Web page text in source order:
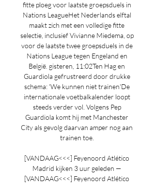
fitte ploeg voor laatste groepsduels in
Nations LeagueHet Nederlands elftal
maakt zich met een volledige fitte
selectie, inclusief Vivianne Miedema, op
voor de laatste twee groepsduels in de
Nations League tegen Engeland en
België. gisteren, 11:02Ten Hag en
Guardiola gefrustreerd door drukke
schema: 'We kunnen niet trainen'De
internationale voetbalkalender loopt
steeds verder vol. Volgens Pep
Guardiola komt hij met Manchester
City als gevolg daarvan amper nog aan
trainen toe.
[VANDAAG<<<] Feyenoord Atlético
Madrid kijken 3 uur geleden —
[VANDAAG<<<] Feyenoord Atlético